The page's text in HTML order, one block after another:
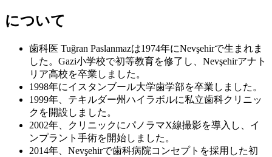
について
歯科医 Tuğran Paslanmazは1974年にNevşehirで生まれま
した。Gazi小学校で初等教育を修了し、Nevşehirアナト
リア高校を卒業しました。
1998年にイスタンブール大学歯学部を卒業しました。
1999年、テキルダー州ハイラボルに私立歯科クリニッ
クを開設しました。
2002年、クリニックにパノラマX線撮影を導入し、イ
ンプラント手術を開始しました。
2014年、Nevşehirで歯科病院コンセプトを採用した初